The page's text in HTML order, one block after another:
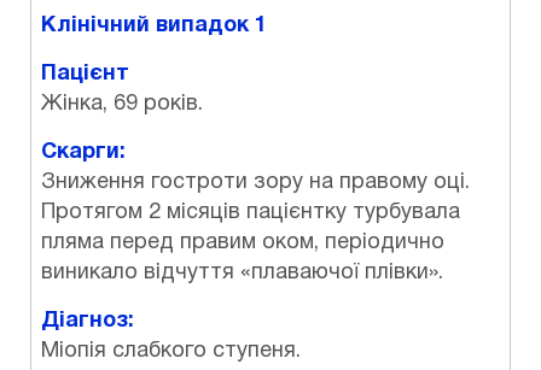
Клінічний випадок 1
Пацієнт
Жінка, 69 років.
Скарги:
Зниження гостроти зору на правому оці.
Протягом 2 місяців пацієнтку турбувала
пляма перед правим оком, періодично
виникало відчуття «плаваючої плівки».
Діагноз:
Міопія слабкого ступеня.